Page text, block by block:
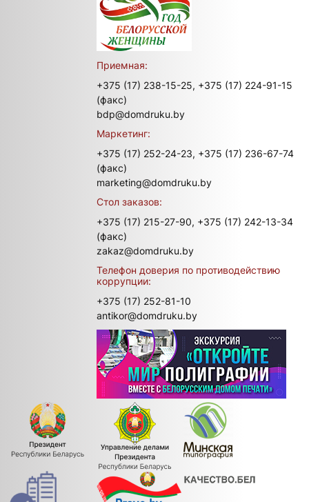
Приемная:
+375 (17) 238-15-25, +375 (17) 224-91-15
(факс)
bdp@domdruku.by
Маркетинг:
+375 (17) 252-24-23, +375 (17) 236-67-74
(факс)
marketing@domdruku.by
Стол заказов:
+375 (17) 215-27-90, +375 (17) 242-13-34
(факс)
zakaz@domdruku.by
Телефон доверия по противодействию
коррупции:
+375 (17) 252-81-10
antikor@domdruku.by